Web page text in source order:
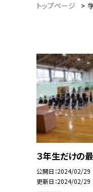
トップページ >
３年生だけの
公開日 2024/02/29
更新日 2024/02/29